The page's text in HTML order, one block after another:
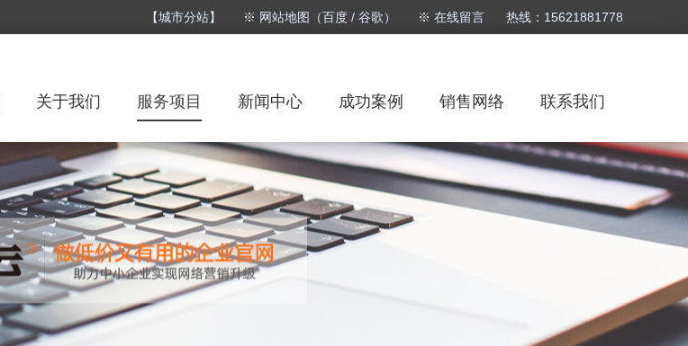
【城市分站】 ※ 网站地图 （百度 / 谷歌） ※ 在线留言 热线：15621881778
关于我们 服务项目 新闻中心 成功案例 销售网络 联系我们